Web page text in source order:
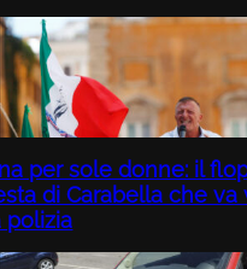
per sole donne: il
di Carabella che va
polizia